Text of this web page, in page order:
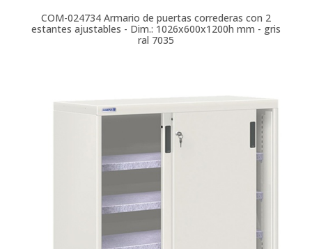
COM-024734 Armario de puertas correderas con 2
estantes ajustables - Dim.: 1026x600x1200h mm - gris
ral 7035